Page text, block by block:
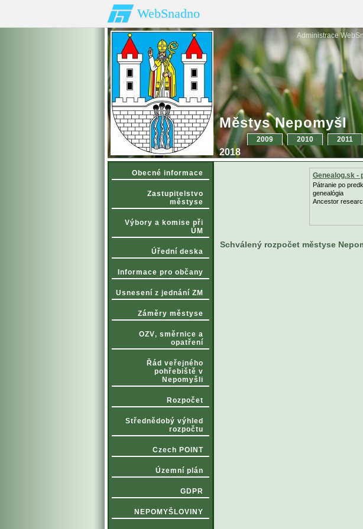
WebSnadno
Administrace
Městys Nepomyšl
2018
2011
2010
2009
Obecné informace
Zastupitelstvo
městyse
Výbory a komise při
ÚM
Úřední deska
Informace pro občany
Usnesení z jednání ZM
Záměry městyse
OZV‚ směrnice a
opatření
Řád veřejného
pohřebiště v
Nepomyšli
Rozpočet
Střednědobý výhled
rozpočtu
Czech POINT
Územní plán
GDPR
NEPOMYŠLOVINY
Genealog.sk -
Pátranie po
genealógia
Ancestor
Schválený rozpočet městyse